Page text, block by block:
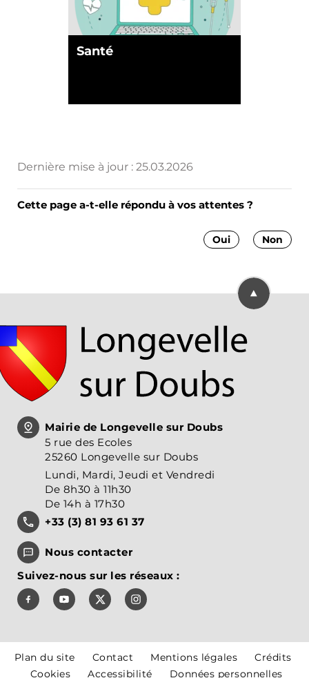
Santé
Dernière mise à jour : 25.03.2026
Cette page a-t-elle répondu à vos attentes ?
Non
Oui
Retourner
Mairie de Longevelle sur Doubs
5 rue des Ecoles
25260 Longevelle sur Doubs
Lundi, Mardi, Jeudi et Vendredi
De 8h30 à 11h30
De 14h à 17h30
+33 (3) 81 93 61 37
Nous contacter
Suivez-nous sur les réseaux :
Suivez-nous sur Facebook, J'aime le Pays de
Suivez-nous sur Youtube, Pays de
Suivez-nous sur X, Pays de Montbéliard
Suivez-nous sur Instagram,
Plan du site Contact Mentions légales
Crédits
Cookies
Accessibilité Données personnelles